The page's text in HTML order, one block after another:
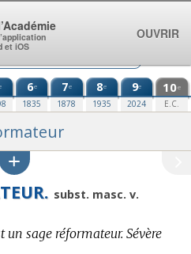
6e
1835
7e
1878
8e
1935
9e
2024
10e
E.C.
subst. masc. v.
un sage réformateur. Sévère
et iOS
OUVRIR